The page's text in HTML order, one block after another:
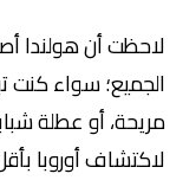
أن هولندا أصبحت
سواء كنت
أو عطلة شبابية
أوروبا بأقل